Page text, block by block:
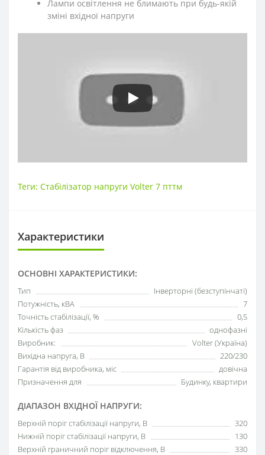
Лампи освітлення не блимають при будь-якій
зміні вхідної напруги
Теги: Стабілізатор напруги Volter 7 пттм
Характеристики
ОСНОВНІ ХАРАКТЕРИСТИКИ:
Тип
Інверторні (безступінчаті)
Потужність, кВА
7
Точність стабілізації, %
0,5
Кількість фаз
однофазні
Виробник:
Volter (Україна)
Вихідна напруга, В
220/230
Гарантія від виробника, міс
довічна
Призначення для
Будинку, квартири
ДІАПАЗОН ВХІДНОЇ НАПРУГИ:
Верхній поріг стабілізації напруги, В
320
Нижній поріг стабілізації напруги, В
130
Верхній граничний поріг відключення, В
330